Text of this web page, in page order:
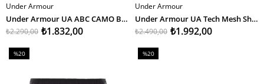
SEPETE EKLE
Under Armour
Under Armour UA ABC CAMO BOXED LOGO SS Erkek T-Shirt
₺1.832,00
₺2.290,00
SEPETE EKLE
Under Armour
Under Armour UA Tech Mesh Shorts Erkek Şort
₺1.992,00
₺2.490,00
%20
%20İndirim
%20